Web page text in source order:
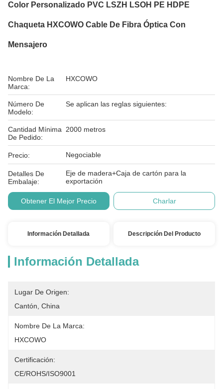
Color Personalizado PVC LSZH LSOH PE HDPE
Chaqueta HXCOWO Cable De Fibra Óptica Con
Mensajero
Nombre De La
Marca:
HXCOWO
Número De
Modelo:
Se aplican las reglas siguientes:
Cantidad Mínima
De Pedido:
2000 metros
Precio: Negociable
Detalles De
Embalaje:
Eje de madera+Caja de cartón para la
exportación
Obtener El Mejor Precio Charlar
Información Detallada Descripción Del Producto
Información Detallada
Lugar De Origen:
Cantón, China
Nombre De La Marca:
HXCOWO
Certificación:
CE/ROHS/ISO9001